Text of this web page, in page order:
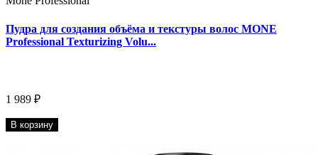
Пудра для создания объёма и текстуры волос MONE
Professional Texturizing Volu...
1 989 ₽
В корзину